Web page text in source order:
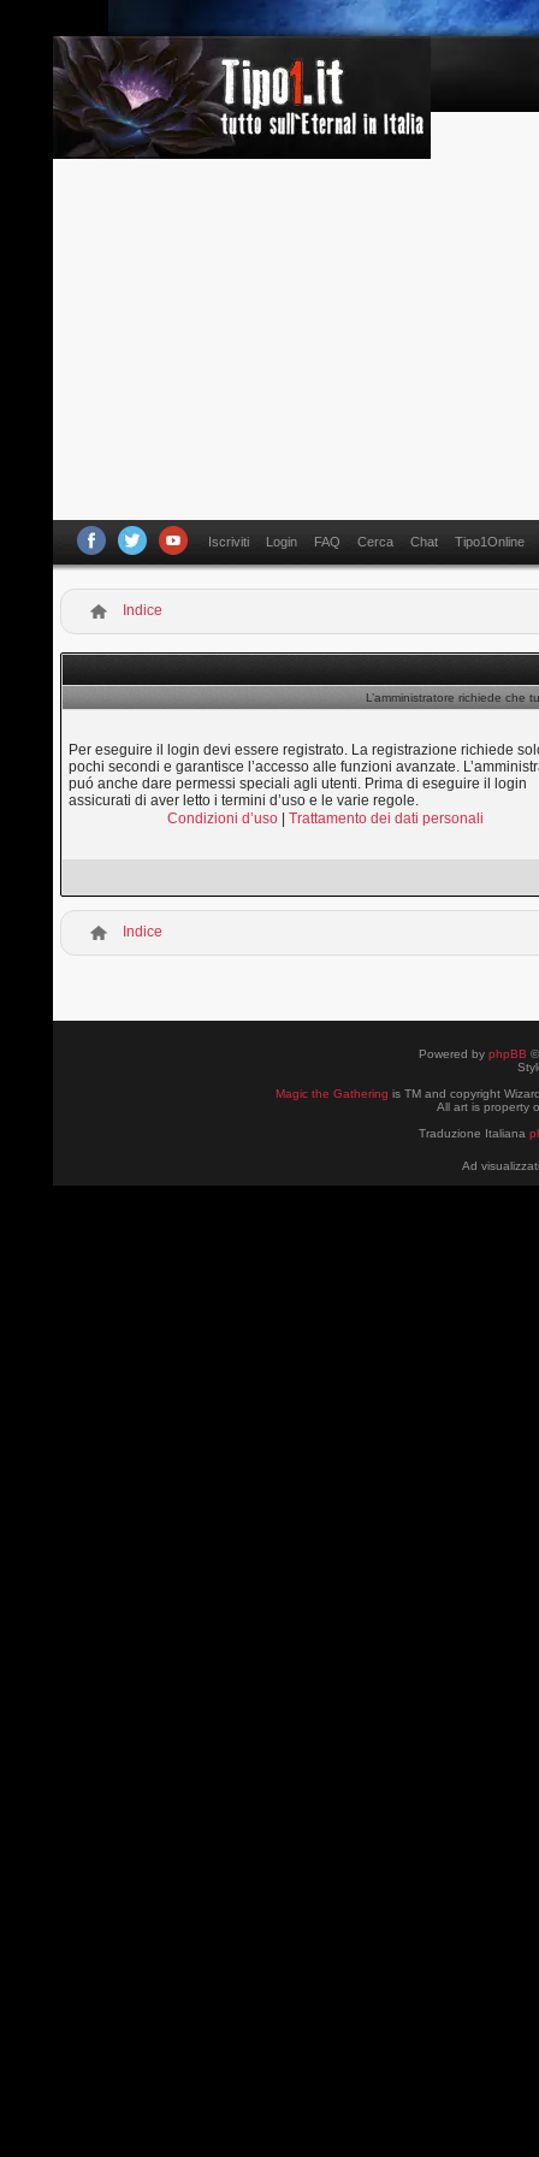
Iscriviti Login FAQ Cerca Chat Tipo1Online
Indice
L’amministratore richiede che
Per eseguire il login devi essere registrato. La registrazione richiede
pochi secondi e garantisce l’accesso alle funzioni avanzate.
puó anche dare permessi speciali agli utenti. Prima di eseguire il login
assicurati di aver letto i termini d’uso e le varie regole.
Condizioni d’uso |Trattamento dei dati personali
Indice
Powered by phpBB
Magic the Gathering is TM and copyright
All art is property
Traduzione Italiana
Ad